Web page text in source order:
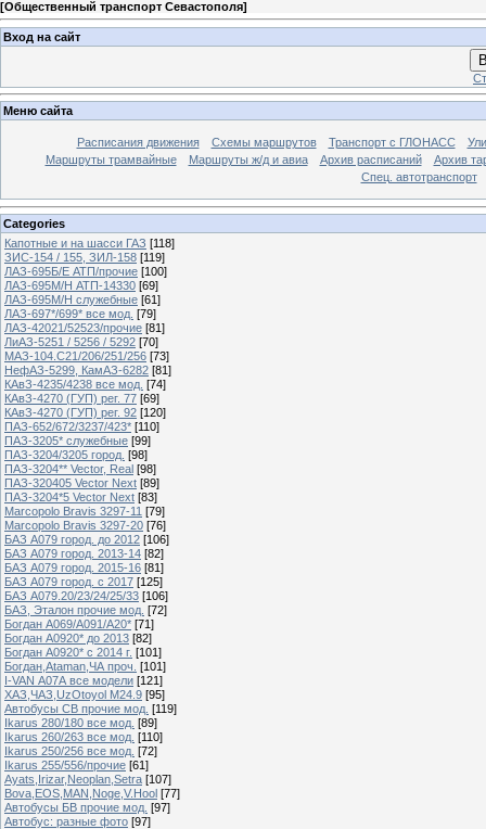
[Общественный транспорт Севастополя]
Вход на сайт
Меню сайта
Расписания движения Схемы маршрутов Транспорт с ГЛОНАСС
Маршруты трамвайные
Маршруты ж/д и авиа Архив расписаний
Архив
Спец. автотранспорт
Categories
Капотные и на шасси ГАЗ [118]
ЗИС-154 / 155, ЗИЛ-158 [119]
ЛАЗ-695Б/Е АТП/прочие [100]
ЛАЗ-695М/Н АТП-14330 [69]
ЛАЗ-695М/Н служебные [61]
ЛАЗ-697*/699* все мод. [79]
ЛАЗ-42021/52523/прочие [81]
ЛиАЗ-5251 / 5256 / 5292 [70]
МАЗ-104.C21/206/251/256 [73]
НефАЗ-5299, КамАЗ-6282 [81]
КАвЗ-4235/4238 все мод. [74]
КАвЗ-4270 (ГУП) рег. 77 [69]
КАвЗ-4270 (ГУП) рег. 92 [120]
ПАЗ-652/672/3237/423* [110]
ПАЗ-3205* служебные [99]
ПАЗ-3204/3205 город. [98]
ПАЗ-3204** Vector, Real [98]
ПАЗ-320405 Vector Next [89]
ПАЗ-3204*5 Vector Next [83]
Marcopolo Bravis 3297-11 [79]
Marcopolo Bravis 3297-20 [76]
БАЗ А079 город. до 2012 [106]
БАЗ А079 город. 2013-14 [82]
БАЗ А079 город. 2015-16 [81]
БАЗ А079 город. с 2017 [125]
БАЗ А079.20/23/24/25/33 [106]
БАЗ, Эталон прочие мод. [72]
Богдан А069/А091/А20* [71]
Богдан А0920* до 2013 [82]
Богдан А0920* с 2014 г. [101]
Богдан,Ataman,ЧА проч. [101]
I-VAN А07А все модели [121]
ХАЗ,ЧАЗ,UzOtoyol M24.9 [95]
Автобусы СВ прочие мод. [119]
Ikarus 280/180 все мод. [89]
Ikarus 260/263 все мод. [110]
Ikarus 250/256 все мод. [72]
Ikarus 255/556/прочие [61]
Ayats,Irizar,Neoplan,Setra [107]
Bova,EOS,MAN,Noge,V.Hool [77]
Автобусы БВ прочие мод. [97]
Автобус: разные фото [97]